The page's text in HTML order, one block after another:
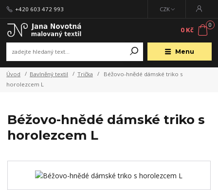
Menu
CZK
+420 603 472 993
0
0 Kč
Úvod Bavlněný textil Trička
Béžovo-hnědé dámské triko s
horolezcem L
Béžovo-hnědé dámské triko s
horolezcem L